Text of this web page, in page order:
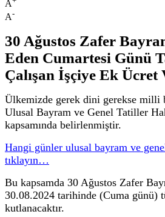
A
A-
30 Ağustos Zafer
Eden Cumartesi Günü
Çalışan İşçiye Ek Ücret
Ülkemizde gerek dini gerekse milli
Ulusal Bayram ve Genel Tatiller
kapsamında belirlenmiştir.
Hangi günler ulusal bayram ve
tıklayın…
Bu kapsamda 30 Ağustos Zafer
30.08.2024 tarihinde (Cuma günü)
kutlanacaktır.